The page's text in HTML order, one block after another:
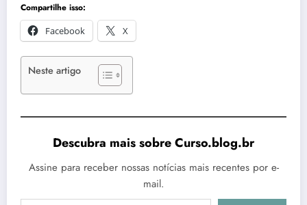
Compartilhe isso:
Facebook
X
Neste artigo
Descubra mais sobre Curso.blog.br
Assine para receber nossas notícias mais recentes por e-
mail.
Digite seu e-mail…